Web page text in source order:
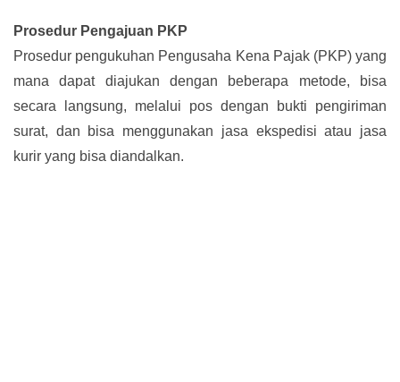
Prosedur Pengajuan PKP
Prosedur pengukuhan Pengusaha Kena Pajak (PKP) yang
mana dapat diajukan dengan beberapa metode, bisa
secara langsung, melalui pos dengan bukti pengiriman
surat, dan bisa menggunakan jasa ekspedisi atau jasa
kurir yang bisa diandalkan.